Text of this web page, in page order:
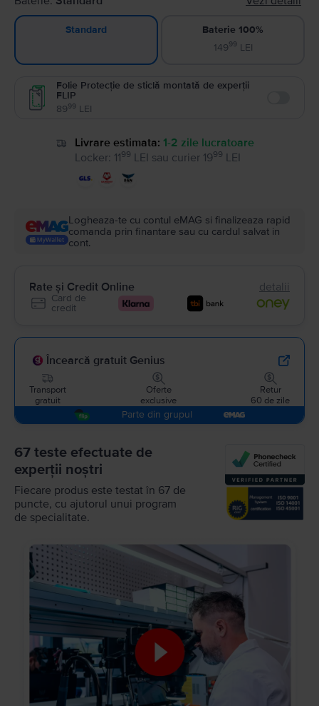
Standard
Baterie 100%
14999LEI
Folie Protecție de sticlă montată de experții
FLIP
8999 LEI
Livrare estimata: 1-2 zile lucratoare
Locker: 1199 LEI sau curier 1999 LEI
Logheaza-te cu contul eMAG si finalizeaza rapid
comanda prin finantare sau cu cardul salvat in
cont.
Rate și Credit Online detalii
Card de
credit
Încearcă gratuit Genius
Transport
gratuit
Oferte
exclusive
Retur
60 de zile
Parte din grupul
67 teste efectuate de
experții noștri
Fiecare produs este testat în 67 de
puncte, cu ajutorul unui program
de specialitate.